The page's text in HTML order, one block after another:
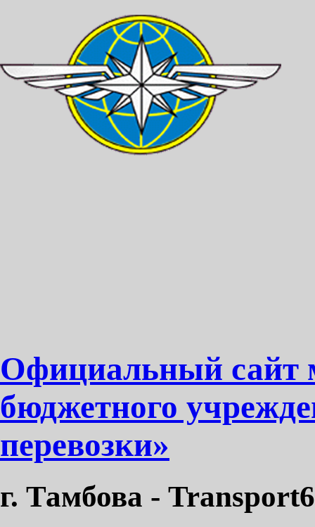
Официальный сайт
бюджетного
перевозки»
г. Тамбова -